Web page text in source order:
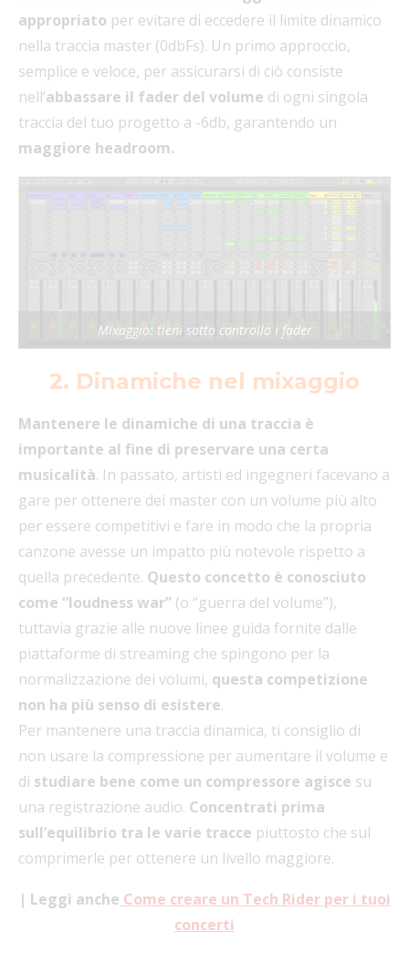
appropriato per evitare di eccedere il limite dinamico
nella traccia master (0dbFs). Un primo approccio,
semplice e veloce, per assicurarsi di ciò consiste
nell’abbassare il fader del volume di ogni singola
traccia del tuo progetto a -6db, garantendo un
maggiore headroom.
Mixaggio: tieni sotto controllo i fader
2. Dinamiche nel mixaggio
Mantenere le dinamiche di una traccia è
importante al fine di preservare una certa
musicalità. In passato, artisti ed ingegneri facevano a
gare per ottenere dei master con un volume più alto
per essere competitivi e fare in modo che la propria
canzone avesse un impatto più notevole rispetto a
quella precedente. Questo concetto è conosciuto
come “loudness war” (o “guerra del volume”),
tuttavia grazie alle nuove linee guida fornite dalle
piattaforme di streaming che spingono per la
normalizzazione dei volumi, questa competizione
non ha più senso di esistere.
Per mantenere una traccia dinamica, ti consiglio di
non usare la compressione per aumentare il volume e
di studiare bene come un compressore agisce su
una registrazione audio. Concentrati prima
sull’equilibrio tra le varie tracce piuttosto che sul
comprimerle per ottenere un livello maggiore.
| Leggi anche Come creare un Tech Rider per i tuoi
concerti